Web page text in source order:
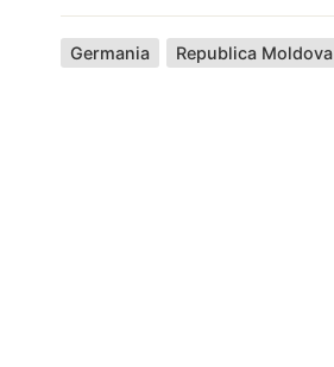
Germania Republica Moldova